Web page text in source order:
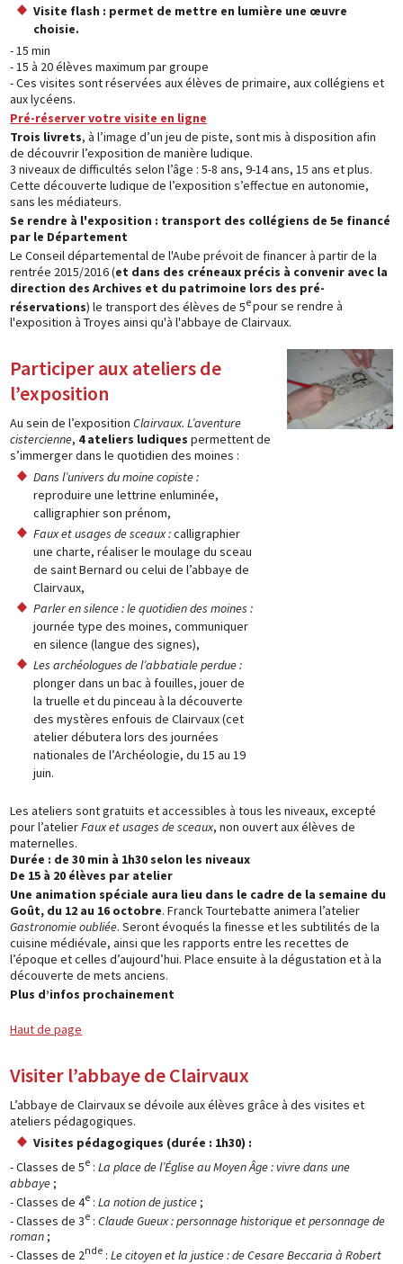
Visite flash : permet de mettre en lumière une œuvre
choisie.
- 15 min
- 15 à 20 élèves maximum par groupe
- Ces visites sont réservées aux élèves de primaire, aux collégiens et
aux lycéens.
Pré-réserver votre visite en ligne
Trois livrets, à l’image d’un jeu de piste, sont mis à disposition afin
de découvrir l’exposition de manière ludique.
3 niveaux de difficultés selon l’âge : 5-8 ans, 9-14 ans, 15 ans et plus.
Cette découverte ludique de l’exposition s’effectue en autonomie,
sans les médiateurs.
Se rendre à l'exposition : transport des collégiens de 5e financé
par le Département
Le Conseil départemental de l'Aube prévoit de financer à partir de la
rentrée 2015/2016 (et dans des créneaux précis à convenir avec la
direction des Archives et du patrimoine lors des pré-
réservations) le transport des élèves de 5epour se rendre à
l'exposition à Troyes ainsi qu'à l'abbaye de Clairvaux.
Participer aux ateliers de
l’exposition
Au sein de l’expositionClairvaux. L’aventure
cistercienne, 4 ateliers ludiques permettent de
s’immerger dans le quotidien des moines :
Dans l’univers du moine copiste :
reproduire une lettrine enluminée,
calligraphier son prénom,
Faux et usages de sceaux :calligraphier
une charte, réaliser le moulage du sceau
de saint Bernard ou celui de l’abbaye de
Clairvaux,
Parler en silence : le quotidien des moines :
journée type des moines, communiquer
en silence (langue des signes),
Les archéologues de l’abbatiale perdue :
plonger dans un bac à fouilles, jouer de
la truelle et du pinceau à la découverte
des mystères enfouis de Clairvaux (cet
atelier débutera lors des journées
nationales de l’Archéologie, du 15 au 19
juin.
Les ateliers sont gratuits et accessibles à tous les niveaux, excepté
pour l’atelierFaux et usages de sceaux, non ouvert aux élèves de
maternelles.
Durée : de 30 min à 1h30 selon les niveaux
De 15 à 20 élèves par atelier
Une animation spéciale aura lieu dans le cadre de la semaine du
Goût, du 12 au 16 octobre. Franck Tourtebatte animera l’atelier
Gastronomie oubliée. Seront évoqués la finesse et les subtilités de la
cuisine médiévale, ainsi que les rapports entre les recettes de
l’époque et celles d’aujourd’hui. Place ensuite à la dégustation et à la
découverte de mets anciens.
Plus d’infos prochainement
Haut de page
Visiter l’abbaye de Clairvaux
L’abbaye de Clairvaux se dévoile aux élèves grâce à des visites et
ateliers pédagogiques.
Visites pédagogiques (durée : 1h30) :
- Classes de 5e :La place de l’Église au Moyen Âge : vivre dans une
abbaye ;
- Classes de 4e :La notion de justice ;
- Classes de 3e :Claude Gueux : personnage historique et personnage de
roman ;
- Classes de 2nde :Le citoyen et la justice : de Cesare Beccaria à Robert